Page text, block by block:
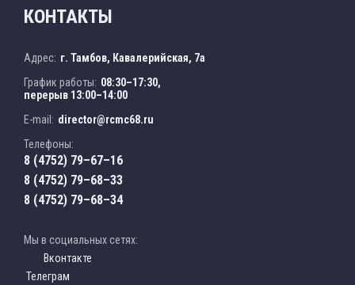
КОНТАКТЫ
Адрес: г. Тамбов, Кавалерийская, 7а
График работы: 08:30–17:30,
перерыв 13:00–14:00
E-mail: director@rcmc68.ru
Телефоны:
8 (4752) 79–67–16
8 (4752) 79–68–33
8 (4752) 79–68–34
Мы в социальных сетях:
Вконтакте
Телеграм